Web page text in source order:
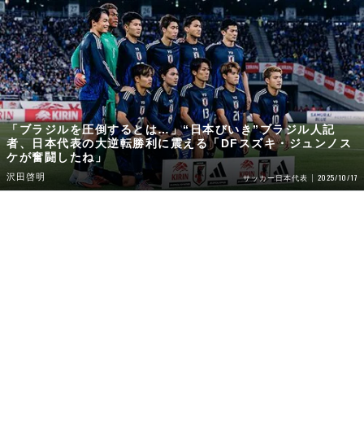
「ブラジルを圧倒するとは…」“日本びいき”ブラジル人記
者、日本代表の大逆転勝利に震える「DFスズキ・ジュンノス
ケが奮闘したね」
沢田啓明 サッカー日本代表 2025/10/17